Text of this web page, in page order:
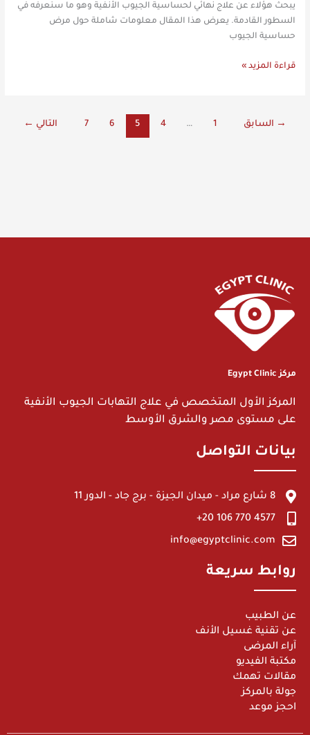
يبحث هؤلاء عن علاج نهائي لحساسية الجيوب الأنفية وهو ما سنعرفه في
السطور القادمة. يعرض هذا المقال معلومات شاملة حول مرض
حساسية الجيوب
قراءة المزيد »
→ السابق 1
…
4
5
6
7 التالي ←
مركز Egypt Clinic
المركز الأول المتخصص في علاج التهابات الجيوب الأنفية
على مستوى مصر والشرق الأوسط
بيانات التواصل
8 شارع مراد - ميدان الجيزة - برج جاد - الدور 11
4577 770 106 20+
info@egyptclinic.com
روابط سريعة
عن الطبيب
عن تقنية غسيل الأنف
آراء المرضى
مكتبة الفيديو
مقالات تهمك
جولة بالمركز
احجز موعد